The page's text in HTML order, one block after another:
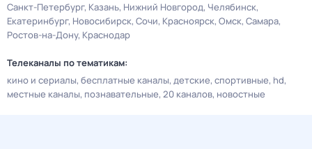
Санкт-Петербург Казань Нижний Новгород Челябинск
Екатеринбург Новосибирск Сочи Красноярск Омск Самара
Ростов-на-Дону Краснодар
Телеканалы по тематикам:
кино и сериалы бесплатные каналы детские спортивные hd
местные каналы познавательные 20 каналов новостные